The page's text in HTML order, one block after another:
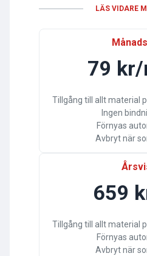
LÄS VIDARE
79
Tillgång till allt material
Ingen
Förnyas
Avbryt när
659
Tillgång till allt material
Förnyas
Avbryt när